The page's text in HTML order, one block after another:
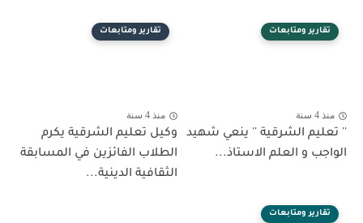
تقارير ومتابعات
منذ 4 سنة
'' تعليم الشرقية '' ينعي شهيد
الواجب و العلم الاستاذ...
تقارير ومتابعات
منذ 4 سنة
وكيل تعليم الشرقية يكرم
الطلاب الفائزين في المسابقة
الثقافية الدينية...
تقارير ومتابعات